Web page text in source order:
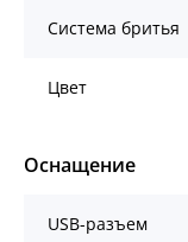
Система бритья
Цвет
Оснащение
USB-разъем